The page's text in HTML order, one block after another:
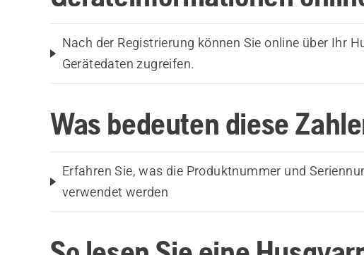
Nach der Registrierung können Sie online über Ihr
Gerätedaten zugreifen.
Was bedeuten diese
Erfahren Sie, was die Produktnummer und
verwendet werden